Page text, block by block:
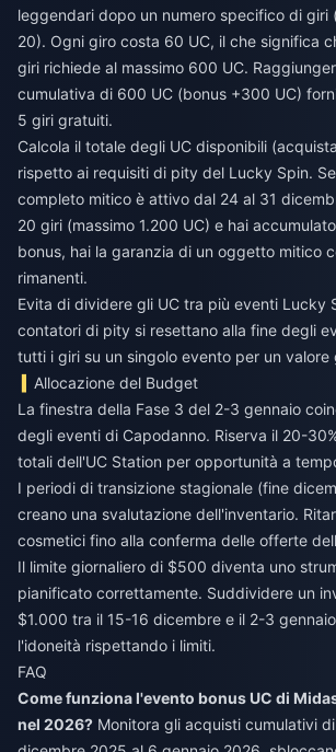
leggendari dopo un numero specifico di giri
20). Ogni giro costa 60 UC, il che significa
giri richiede al massimo 600 UC.
cumulativa di 600 UC (bonus +300 UC)
5 giri gratuiti.
Calcola il totale degli UC disponibili
rispetto ai requisiti di pity del Lucky Spin.
completo mitico è attivo dal 24 al 31
20 giri (massimo 1.200 UC) e hai
bonus, hai la garanzia di un oggetto mitico
rimanenti.
Evita di dividere gli UC tra più eventi Lucky
contatori di pity si resettano alla fine degli
tutti i giri su un singolo evento per un valore
Allocazione del Budget
La finestra della Fase 3 del 2-3 gennaio
degli eventi di Capodanno. Riserva il 20-
totali dell'UC Station per opportunità a
I periodi di transizione stagionale (fine
creano una svalutazione dell'inventario.
cosmetici fino alla conferma delle offerte
Il limite giornaliero di $500 diventa uno
pianificato correttamente. Suddividere un
$1.000 tra il 15-16 dicembre e il 2-3
l'idoneità rispettando i limiti.
FAQ
Come funziona l'evento bonus UC di
nel 2026? Monitora gli acquisti cumulativi